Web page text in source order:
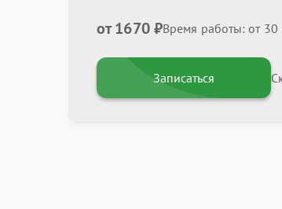
от 1670 ₽Время работы: от 30
Записаться